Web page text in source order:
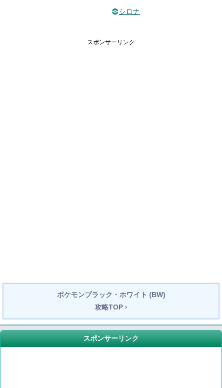
シロナ
スポンサーリンク
ポケモンブラック・ホワイト (BW)
攻略TOP ›
スポンサーリンク